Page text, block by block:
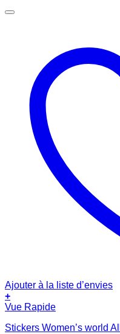
Ajouter à la liste d’envies
+
Vue Rapide
Stickers Women’s world